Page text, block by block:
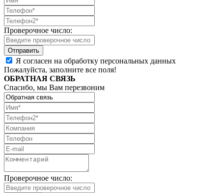
Проверочное число:
Я согласен на обработку персональных данных
Пожалуйста, заполните все поля!
ОБРАТНАЯ СВЯЗЬ
Спасибо, мы Вам перезвоним
Проверочное число: